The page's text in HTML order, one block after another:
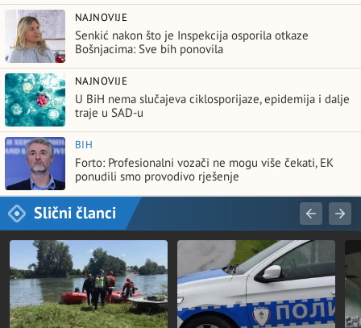
NAJNOVIJE
Senkić nakon što je Inspekcija osporila otkaze
Bošnjacima: Sve bih ponovila
NAJNOVIJE
U BiH nema slučajeva ciklosporijaze, epidemija i dalje
traje u SAD-u
BIH
Forto: Profesionalni vozači ne mogu više čekati, EK
ponudili smo provodivo rješenje
Slični članci